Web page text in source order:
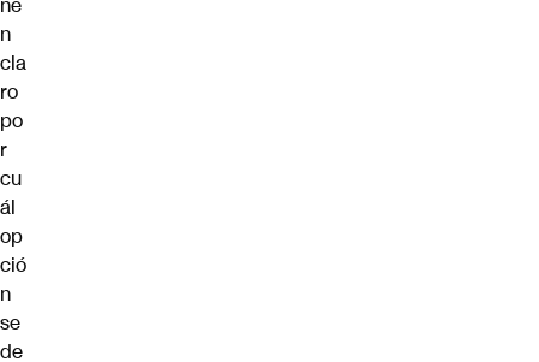
n
cla
ro
po
r
cu
ál
op
ció
n
se
de